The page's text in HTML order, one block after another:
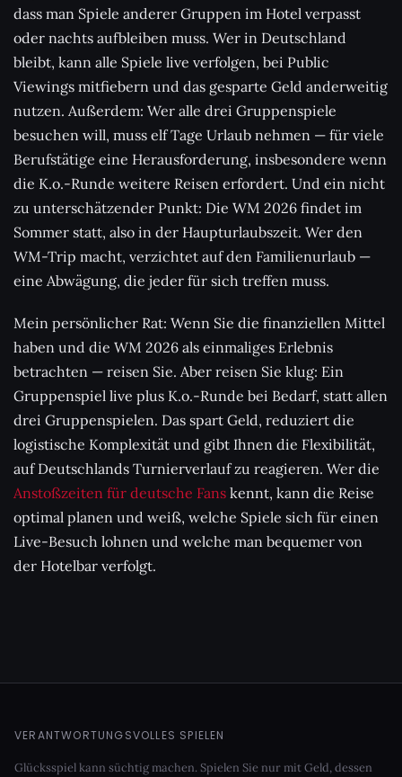
dass man Spiele anderer Gruppen im Hotel verpasst
oder nachts aufbleiben muss. Wer in Deutschland
bleibt, kann alle Spiele live verfolgen, bei Public
Viewings mitfiebern und das gesparte Geld anderweitig
nutzen. Außerdem: Wer alle drei Gruppenspiele
besuchen will, muss elf Tage Urlaub nehmen — für viele
Berufstätige eine Herausforderung, insbesondere wenn
die K.o.-Runde weitere Reisen erfordert. Und ein nicht
zu unterschätzender Punkt: Die WM 2026 findet im
Sommer statt, also in der Haupturlaubszeit. Wer den
WM-Trip macht, verzichtet auf den Familienurlaub —
eine Abwägung, die jeder für sich treffen muss.
Mein persönlicher Rat: Wenn Sie die finanziellen Mittel
haben und die WM 2026 als einmaliges Erlebnis
betrachten — reisen Sie. Aber reisen Sie klug: Ein
Gruppenspiel live plus K.o.-Runde bei Bedarf, statt allen
drei Gruppenspielen. Das spart Geld, reduziert die
logistische Komplexität und gibt Ihnen die Flexibilität,
auf Deutschlands Turnierverlauf zu reagieren. Wer die
Anstoßzeiten für deutsche Fans kennt, kann die Reise
optimal planen und weiß, welche Spiele sich für einen
Live-Besuch lohnen und welche man bequemer von
der Hotelbar verfolgt.
VERANTWORTUNGSVOLLES SPIELEN
Glücksspiel kann süchtig machen. Spielen Sie nur mit Geld, dessen